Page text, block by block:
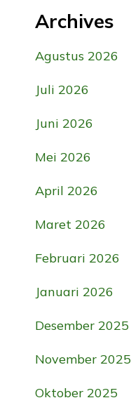
Archives
Agustus 2026
Juli 2026
Juni 2026
Mei 2026
April 2026
Maret 2026
Februari 2026
Januari 2026
Desember 2025
November 2025
Oktober 2025